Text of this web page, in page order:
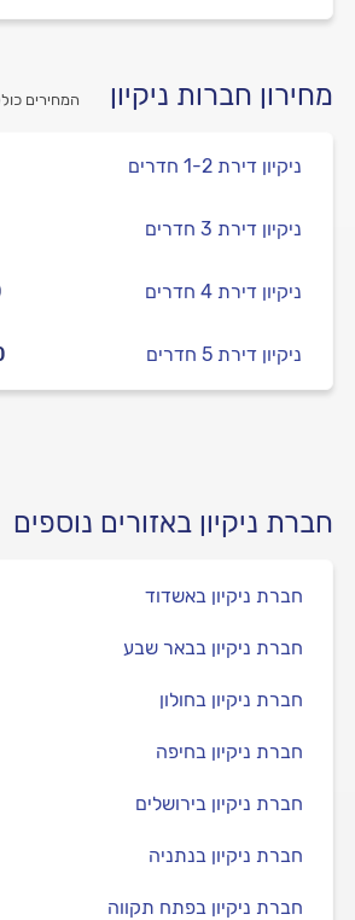
מחירון חברות ניקיון המחירים
ניקיון דירת 1-2 חדרים
ניקיון דירת 3 חדרים
ניקיון דירת 4 חדרים
ניקיון דירת 5 חדרים
חברת ניקיון באזורים נוספים
חברת ניקיון באשדוד
חברת ניקיון בבאר שבע
חברת ניקיון בחולון
חברת ניקיון בחיפה
חברת ניקיון בירושלים
חברת ניקיון בנתניה
חברת ניקיון בפתח תקווה